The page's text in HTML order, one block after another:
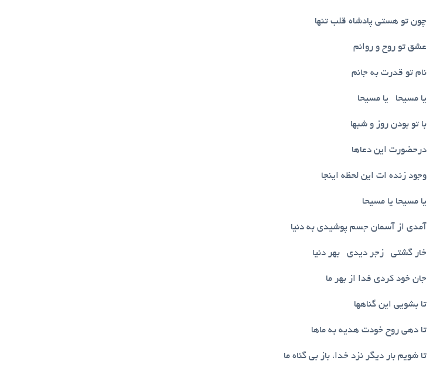
چون تو هستی پادشاه قلب تنها
عشق تو روح و روانم
نام تو قدرت به جانم
یا مسیحا یا مسیحا
با تو بودن روز و شبها
درحضورت این دعاها
وجود زنده ات این لحظه اینجا
یا مسیحا یا مسیحا
آمدی از آسمان جسم پوشیدی به دنیا
خار گشتی زجر دیدی بهر دنیا
جان خود کردی فدا از بهر ما
تا بشویی این گناهها
تا دهی روح خودت هدیه به ماها
تا شویم بار دیگر نزد خدا، باز بی گناه ما